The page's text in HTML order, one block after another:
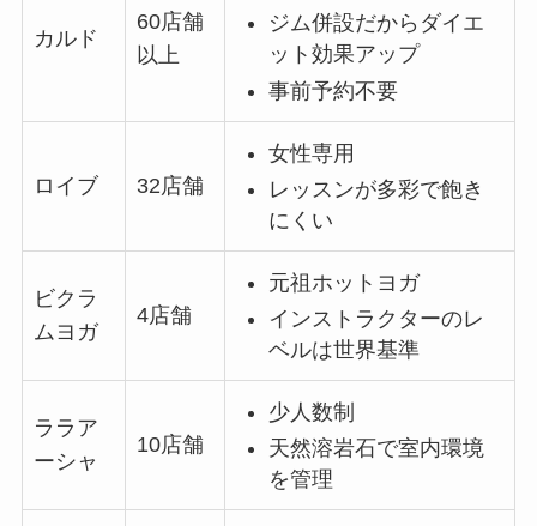
カルド
60店舗
以上
ジム併設だからダイエ
ット効果アップ
事前予約不要
ロイブ 32店舗
女性専用
レッスンが多彩で飽き
にくい
ビクラ
ムヨガ
4店舗
元祖ホットヨガ
インストラクターのレ
ベルは世界基準
ララア
ーシャ
10店舗
少人数制
天然溶岩石で室内環境
を管理